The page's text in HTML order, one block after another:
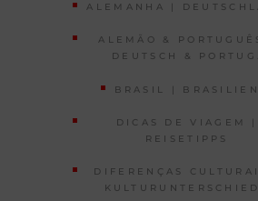
ALEMANHA |
ALEMÃO &
DEUTSCH & PORTUG.
BRASIL | BRASILIEN
DICAS DE VIAGEM |
REISETIPPS
DIFERENÇAS